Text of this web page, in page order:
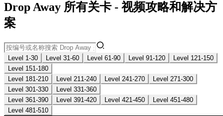
Drop Away 所有关卡 - 视频攻略和解决方
案
Level 1-30 Level 31-60 Level 61-90 Level 91-120
Level 121-150
Level 151-180
Level 181-210
Level 211-240 Level 241-270
Level 271-300
Level 301-330
Level 331-360
Level 361-390
Level 391-420 Level 421-450
Level 451-480
Level 481-510